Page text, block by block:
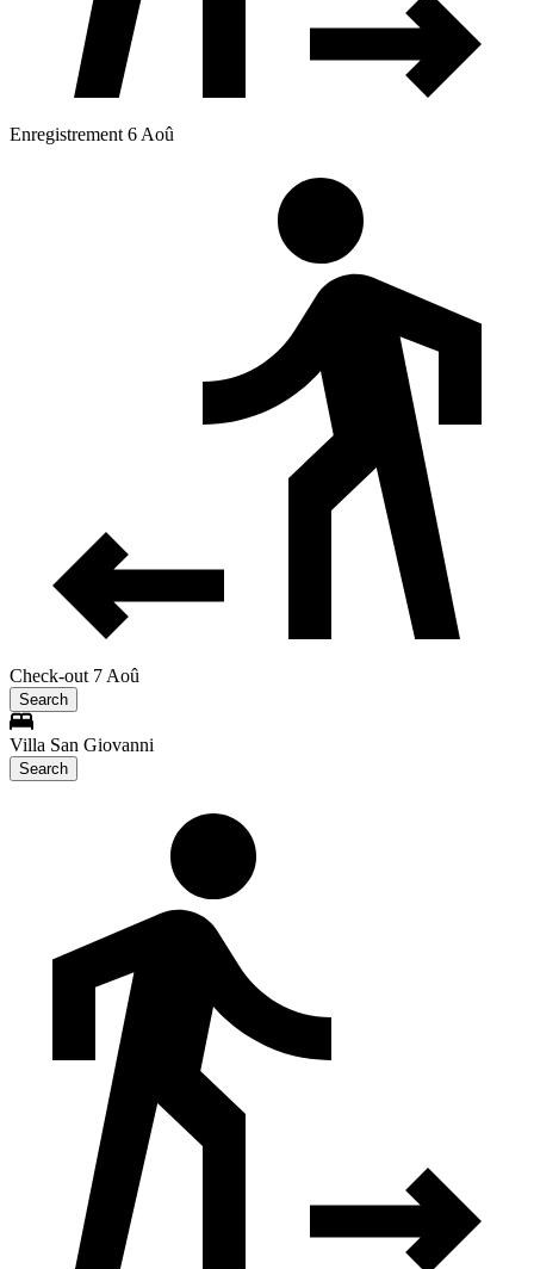
Enregistrement 6 Aoû
Check-out 7 Aoû
Search
Villa San Giovanni
Search